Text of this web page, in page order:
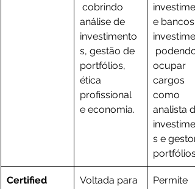
cobrindo
análise de
investimento
s, gestão de
portfólios,
ética
profissional
e economia.
e bancos
podendo
ocupar
cargos
como
analista
s e
portfólios.
Certified
Voltada para
Permite